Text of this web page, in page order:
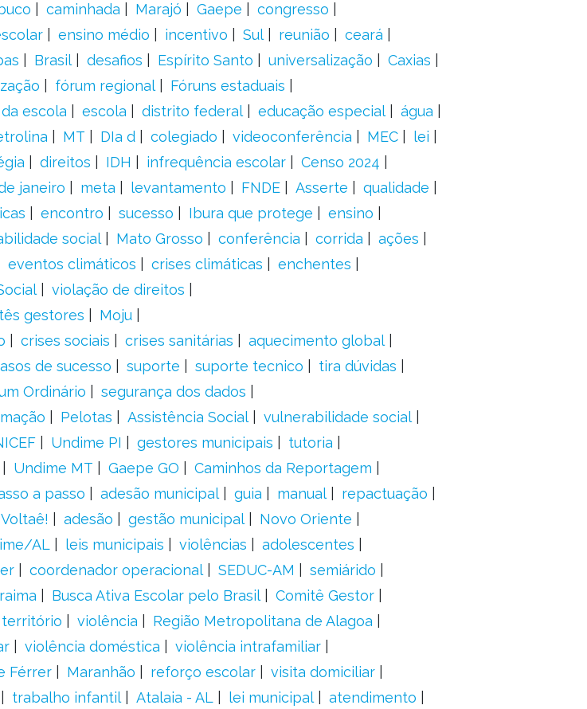
caminhada Marajó Gaepe
congresso
ensino médio incentivo Sul reunião
ceará
Brasil desafios Espírito Santo universalização
Caxias
fórum regional
Fóruns estaduais
escola escola distrito federal educação especial
água
MT DIa d colegiado videoconferência MEC
lei
direitos IDH infrequência escolar
Censo 2024
janeiro meta levantamento FNDE Asserte
qualidade
encontro sucesso Ibura que protege
ensino
social Mato Grosso conferência corrida
ações
eventos climáticos crises climáticas
enchentes
violação de direitos
gestores
Moju
crises sociais crises sanitárias
aquecimento global
de sucesso suporte suporte tecnico
tira dúvidas
Ordinário
segurança dos dados
Pelotas Assistência Social
vulnerabilidade social
Undime PI gestores municipais
tutoria
Undime MT Gaepe GO
Caminhos da Reportagem
a passo adesão municipal guia manual
repactuação
Voltaê! adesão gestão municipal
Novo Oriente
AL leis municipais violências
adolescentes
coordenador operacional SEDUC-AM
semiárido
Busca Ativa Escolar pelo Brasil
Comitê Gestor
violência
Região Metropolitana de Alagoa
violência doméstica
violência intrafamiliar
Férrer Maranhão reforço escolar
visita domiciliar
trabalho infantil Atalaia - AL lei municipal
atendimento